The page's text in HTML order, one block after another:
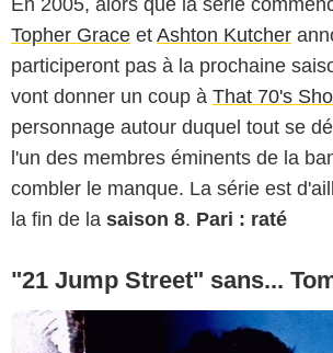
Topher Grace et Ashton Kutcher
participeront pas à la prochaine
vont donner un coup à That 70's
personnage autour duquel tout se
l'un des membres éminents de la
combler le manque. La série est
la fin de la saison 8. Pari : raté
"21 Jump Street" sans...